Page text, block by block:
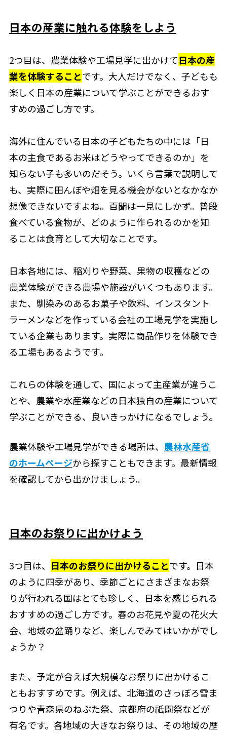
日本の産業に触れる体験をしよう
2つ目は、農業体験や工場見学に出かけて日本の産
業を体験することです。大人だけでなく、子どもも
楽しく日本の産業について学ぶことができるおす
すめの過ごし方です。
海外に住んでいる日本の子どもたちの中には「日
本の主食であるお米はどうやってできるのか」を
知らない子も多いのだそう。いくら言葉で説明して
も、実際に田んぼや畑を見る機会がないとなかなか
想像できないですよね。百聞は一見にしかず。普段
食べている食物が、どのように作られるのかを知
ることは食育として大切なことです。
日本各地には、稲刈りや野菜、果物の収穫などの
農業体験ができる農場や施設がいくつもあります。
また、馴染みのあるお菓子や飲料、インスタント
ラーメンなどを作っている会社の工場見学を実施し
ている企業もあります。実際に商品作りを体験でき
る工場もあるようです。
これらの体験を通して、国によって主産業が違うこ
とや、農業や水産業などの日本独自の産業について
学ぶことができる、良いきっかけになるでしょう。
農業体験や工場見学ができる場所は、 農林水産省
のホームページから探すこともできます。最新情報
を確認してから出かけましょう。
日本のお祭りに出かけよう
3つ目は、 日本のお祭りに出かけることです。日本
のように四季があり、季節ごとにさまざまなお祭
りが行われる国はとても珍しく、日本を感じられる
おすすめの過ごし方です。春のお花見や夏の花火大
会、地域の盆踊りなど、楽しんでみてはいかがでし
ょうか？
また、予定が合えば大規模なお祭りに出かけるこ
ともおすすめです。例えば、北海道のさっぽろ雪ま
つりや青森県のねぶた祭、京都府の祇園祭などが
有名です。各地域の大きなお祭りは、その地域の歴